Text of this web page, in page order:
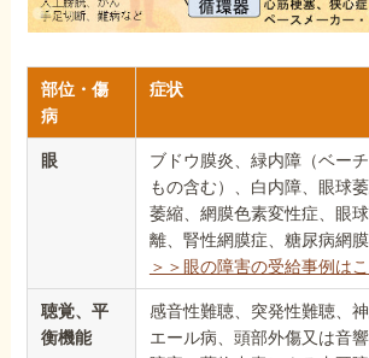
部位・傷
病
症状
眼
ブドウ膜炎、緑内障（ベー
もの含む）、白内障、眼球
萎縮、網膜色素変性症、眼
離、腎性網膜症、糖尿病網
＞＞眼の障害の受給事例は
聴覚、平
衡機能
感音性難聴、突発性難聴、
エール病、頭部外傷又は音